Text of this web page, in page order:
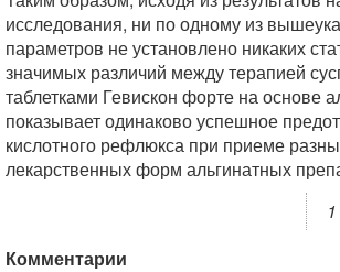
исследования, ни по одному из
параметров не установлено никаких
значимых различий между терапией
таблетками Гевискон форте на основе
показывает одинаково успешное
кислотного рефлюкса при приеме
лекарственных форм альгинатных
Комментарии